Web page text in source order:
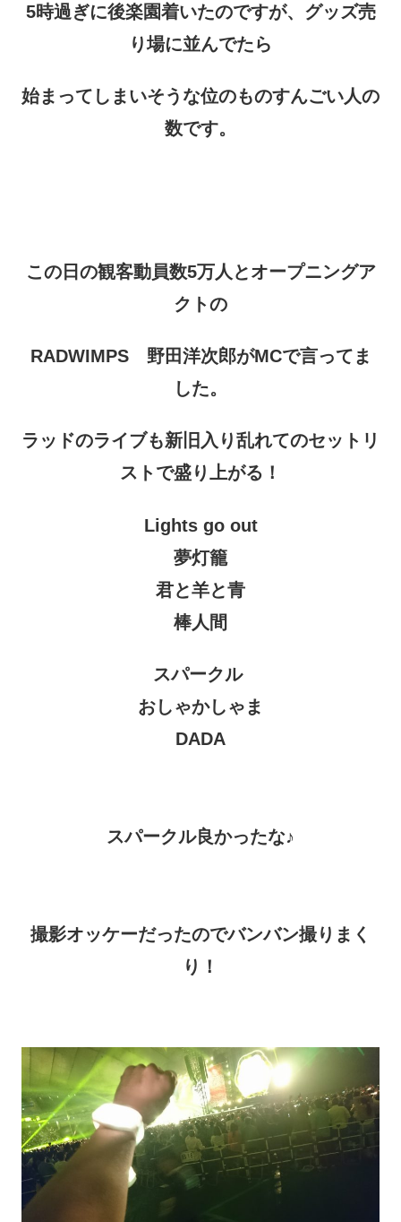
5時過ぎに後楽園着いたのですが、 グッズ売
り場に並んでたら
始まってしまいそうな位のものすんごい人の
数です。
この日の観客動員数5万人とオープニングア
クトの
RADWIMPS 野田洋次郎がMCで言ってま
した。
ラッドのライブも新旧入り乱れてのセットリ
ストで盛り上がる！
Lights go out
夢灯籠
君と羊と青
棒人間
スパークル
おしゃかしゃま
DADA
スパークル良かったな♪
撮影オッケーだったのでバンバン撮りまく
り！